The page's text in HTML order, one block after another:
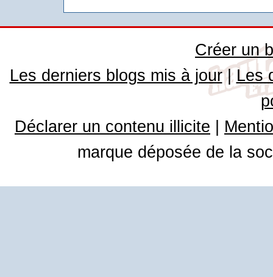
Créer un
Les derniers blogs mis à jour| Les
Déclarer un contenu illicite
marque déposée de la